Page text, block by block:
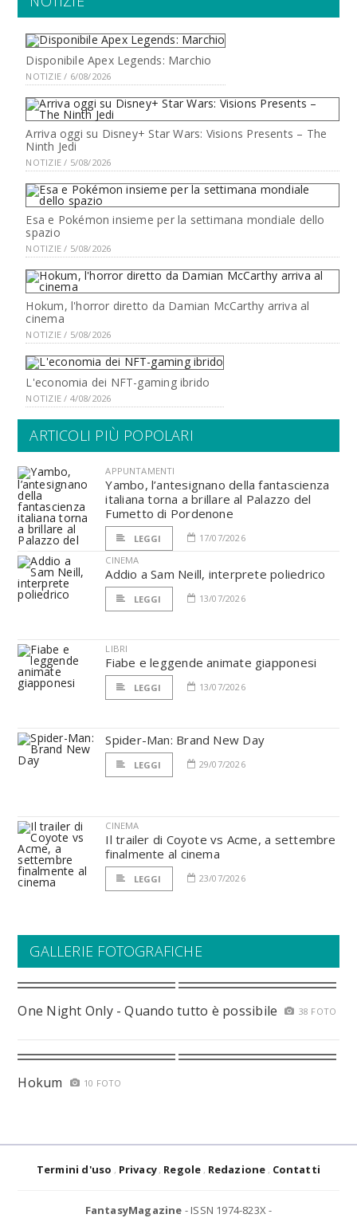
Disponibile Apex Legends: Marchio
NOTIZIE / 6/08/2026
Arriva oggi su Disney+ Star Wars: Visions Presents – The
Ninth Jedi
NOTIZIE / 5/08/2026
Esa e Pokémon insieme per la settimana mondiale dello
spazio
NOTIZIE / 5/08/2026
Hokum, l'horror diretto da Damian McCarthy arriva al
cinema
NOTIZIE / 5/08/2026
L'economia dei NFT-gaming ibrido
NOTIZIE / 4/08/2026
ARTICOLI PIÙ POPOLARI
APPUNTAMENTI
Yambo, l’antesignano della fantascienza
italiana torna a brillare al Palazzo del
Fumetto di Pordenone
LEGGI
17/07/2026
CINEMA
Addio a Sam Neill, interprete poliedrico
LEGGI 13/07/2026
LIBRI
Fiabe e leggende animate giapponesi
LEGGI 13/07/2026
Spider-Man: Brand New Day
LEGGI 29/07/2026
CINEMA
Il trailer di Coyote vs Acme, a settembre
finalmente al cinema
LEGGI 23/07/2026
GALLERIE FOTOGRAFICHE
One Night Only - Quando tutto è possibile 38 FOTO
Hokum 10 FOTO
Termini d'uso Privacy Regole Redazione Contatti
FantasyMagazine - ISSN 1974-823X -